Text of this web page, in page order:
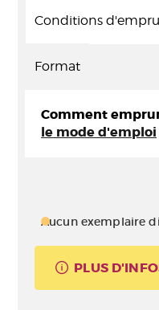
Conditions
Format
Comment
le mode d'emploi
Aucun exemplaire
PLUS